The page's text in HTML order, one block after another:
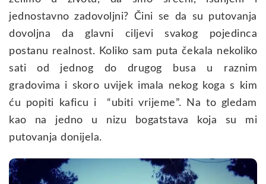
jednostavno zadovoljni? Čini se da su putovanja
dovoljna da glavni ciljevi svakog pojedinca
postanu realnost. Koliko sam puta čekala nekoliko
sati od jednog do drugog busa u raznim
gradovima i skoro uvijek imala nekog koga s kim
ću popiti kaficu i “ubiti vrijeme”. Na to gledam
kao na jedno u nizu bogatstava koja su mi
putovanja donijela.